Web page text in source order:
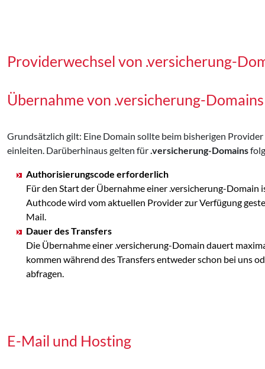
Providerwechsel von .versicherung-
Übernahme von .versicherung-Domains
Grundsätzlich gilt: Eine Domain sollte beim bisherigen
einleiten. Darüberhinaus gelten für .versicherung-Domains
Authorisierungscode erforderlich
Für den Start der Übernahme einer .versicherung-
Authcode wird vom aktuellen Provider zur Verfügung
Mail.
Dauer des Transfers
Die Übernahme einer .versicherung-Domain dauert
kommen während des Transfers entweder schon bei uns
abfragen.
E-Mail und Hosting